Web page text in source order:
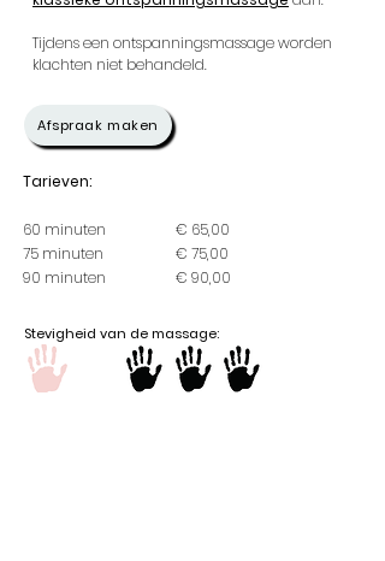
Tijdens een ontspanningsmassage worden
klachten niet behandeld.
Afspraak maken
Tarieven:
60 minuten
75 minuten
90 minuten
€ 65,00
€ 75,00
€ 90,00
Stevigheid van de massage: